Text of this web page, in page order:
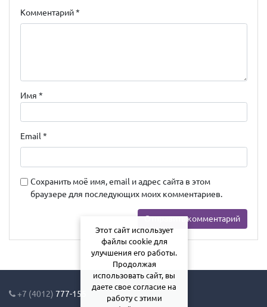
Комментарий*
Имя *
Email*
Сохранить моё имя, email и адрес сайта в этом
браузере для последующих моих комментариев.
+7 (4012) 777-155
Этот сайт использует
файлы cookie для
улучшения его работы.
Продолжая
использовать сайт, вы
даете свое согласие на
работу с этими